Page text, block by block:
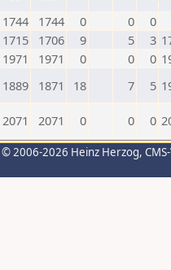
1744 1744 0 0
0
1715 1706 9 5 3
1971 1971 0 0 0
1889 1871 18 7 5
2071 2071 0 0 0
© 2006-2026 Heinz Herzog,